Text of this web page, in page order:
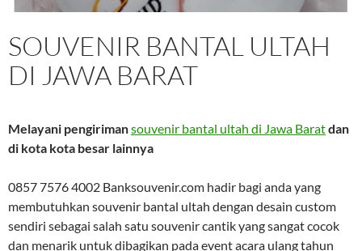
SOUVENIR BANTAL ULTAH
DI JAWA BARAT
Melayani pengirimansouvenir bantal ultah di Jawa Baratdan
di kota kota besar lainnya
0857 7576 4002 Banksouvenir.com hadir bagi anda yang
membutuhkan souvenir bantal ultah dengan desain custom
sendiri sebagai salah satu souvenir cantik yang sangat cocok
dan menarik untuk dibagikan pada event acara ulang tahun